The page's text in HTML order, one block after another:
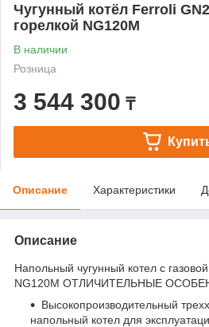
Чугунный котёл Ferroli
горелкой NG120M
В наличии
Розница
3 544 300 ₸
Описание Характеристики
Описание
Напольный чугунный котел с
NG120M ОТЛИЧИТЕЛЬНЫЕ
Высокопроизводительный
напольный котел для